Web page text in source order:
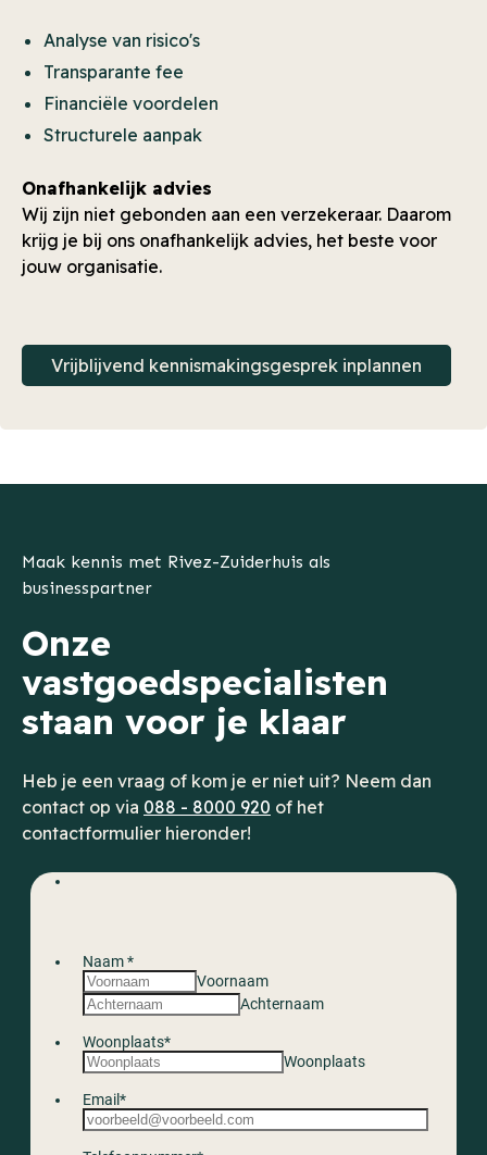
Analyse van risico's
Transparante fee
Financiële voordelen
Structurele aanpak
Onafhankelijk advies
Wij zijn niet gebonden aan een verzekeraar. Daarom
krijg je bij ons onafhankelijk advies, het beste voor
jouw organisatie.
Vrijblijvend kennismakingsgesprek inplannen
Maak kennis met Rivez-Zuiderhuis als
businesspartner
Onze
vastgoedspecialisten
staan voor je klaar
Heb je een vraag of kom je er niet uit? Neem dan
contact op via 088 - 8000 920 of het
contactformulier hieronder!